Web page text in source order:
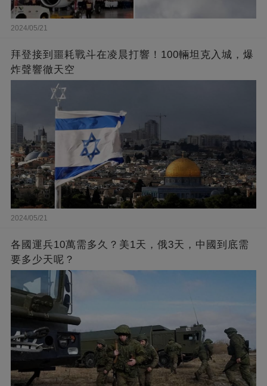
2024/05/21
拜登接到噩耗戰斗在凌晨打響！100輛坦克入城，爆
炸聲響徹天空
2024/05/21
各國運兵10萬需多久？美1天，俄3天，中國到底需
要多少天呢？